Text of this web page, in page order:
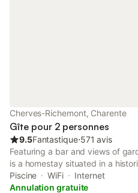
Cherves-Richemont, Charente
Gîte pour 2 personnes
9.5Fantastique⋅571 avis
Featuring a bar and views of
is a homestay situated in a
Cognac, 33 km from Saintes
features a heated pool, a
Piscine WiFi
Internet
Annulation gratuite